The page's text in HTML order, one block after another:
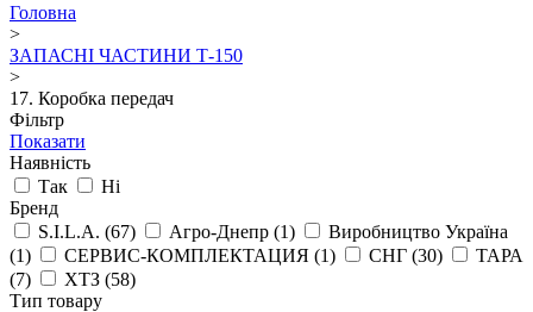
Головна
>
ЗАПАСНІ ЧАСТИНИ Т-150
>
17. Коробка передач
Фільтр
Показати
Наявність
Так
Ні
Бренд
S.I.L.A. (67) Агро-Днепр (1)
Виробництво Україна
(1)
СЕРВИС-КОМПЛЕКТАЦИЯ (1) СНГ (30)
ТАРА
(7)
ХТЗ (58)
Тип товару